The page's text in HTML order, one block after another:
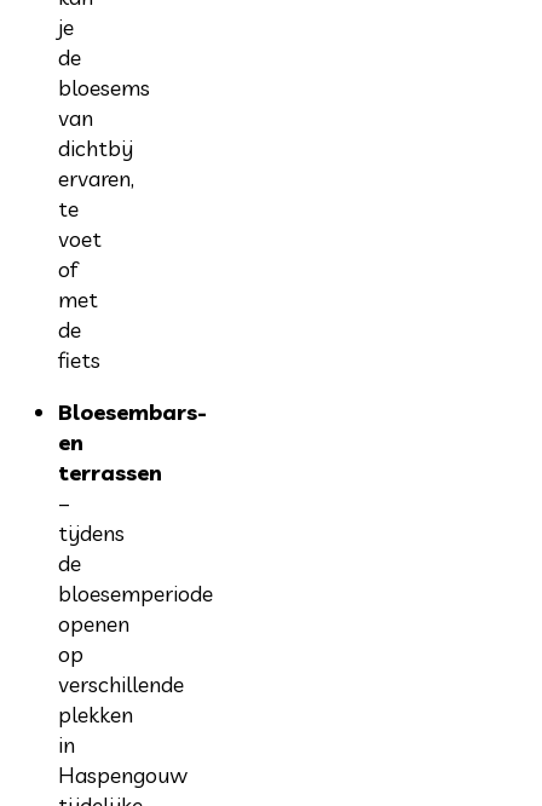
je
de
bloesems
van
dichtbij
ervaren,
te
voet
of
met
de
fiets
Bloesembars-
en
terrassen
–
tijdens
de
bloesemperiode
openen
op
verschillende
plekken
in
Haspengouw